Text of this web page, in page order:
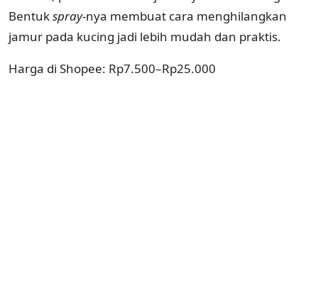
Bentukspray-nya membuat cara menghilangkan
jamur pada kucing jadi lebih mudah dan praktis.
Harga di Shopee: Rp7.500–Rp25.000